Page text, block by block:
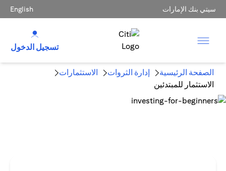
سيتي بنك الإمارات English
تسجيل الدخول
الصفحة الرئيسية إدارة الثروات
الاستثمارات
الاستثمار للمبتدئين